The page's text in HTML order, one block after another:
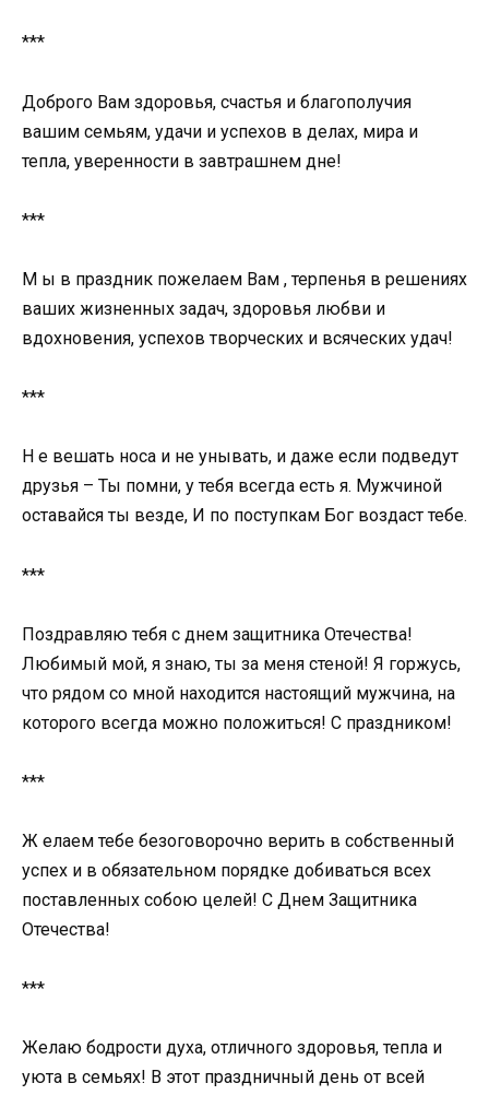
***
Доброго Вам здоровья, счастья и благополучия
вашим семьям, удачи и успехов в делах, мира и
тепла, уверенности в завтрашнем дне!
***
М ы в праздник пожелаем Вам , терпенья в решениях
ваших жизненных задач, здоровья любви и
вдохновения, успехов творческих и всяческих удач!
***
Н е вешать носа и не унывать, и даже если подведут
друзья – Ты помни, у тебя всегда есть я. Мужчиной
оставайся ты везде, И по поступкам Бог воздаст тебе.
***
Поздравляю тебя с днем защитника Отечества!
Любимый мой, я знаю, ты за меня стеной! Я горжусь,
что рядом со мной находится настоящий мужчина, на
которого всегда можно положиться! С праздником!
***
Ж елаем тебе безоговорочно верить в собственный
успех и в обязательном порядке добиваться всех
поставленных собою целей! С Днем Защитника
Отечества!
***
Желаю бодрости духа, отличного здоровья, тепла и
уюта в семьях! В этот праздничный день от всей